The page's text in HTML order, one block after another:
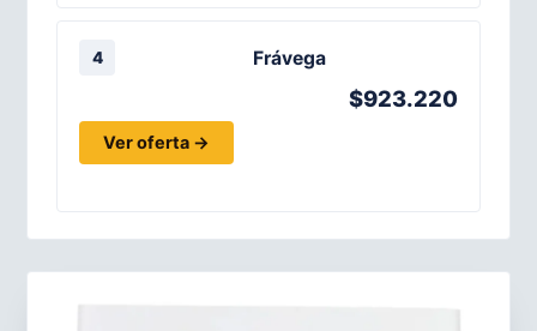
4 Frávega
$923.220
Ver oferta →